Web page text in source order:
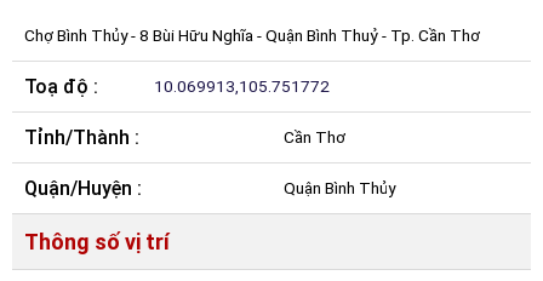
Chợ Bình Thủy - 8 Bùi Hữu Nghĩa - Quận Bình Thuỷ - Tp. Cần Thơ
Toạ độ : 10.069913,105.751772
Tỉnh/Thành : Cần Thơ
Quận/Huyện : Quận Bình Thủy
Thông số vị trí